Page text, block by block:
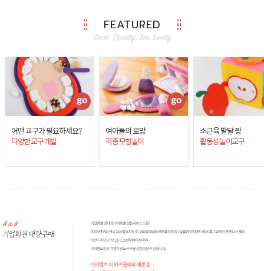
FEATURED
어떤 교구가 필요하세요?
다양한 교구 개발
여아들의 로망
각종 모형놀이
소근육 발달 짱
활동성 놀이교구